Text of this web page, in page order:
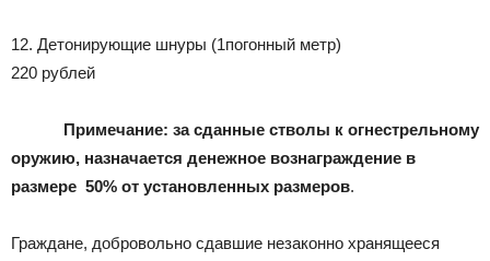
12. Детонирующие шнуры (1погонный метр)
220 рублей
Примечание: за сданные стволы к огнестрельному
оружию, назначается денежное вознаграждение в
размере 50% от установленных размеров.
Граждане, добровольно сдавшие незаконно хранящееся